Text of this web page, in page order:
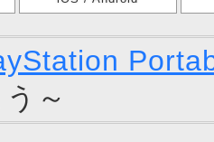
～